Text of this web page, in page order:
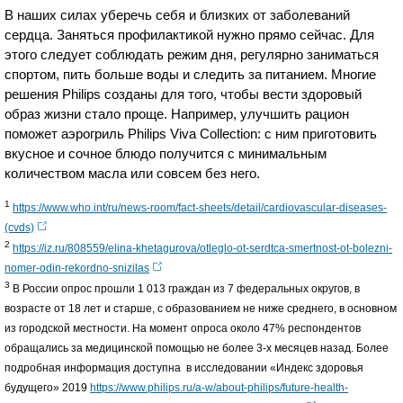
В наших силах уберечь себя и близких от заболеваний
сердца. Заняться профилактикой нужно прямо сейчас. Для
этого следует соблюдать режим дня, регулярно заниматься
спортом, пить больше воды и следить за питанием. Многие
решения Philips созданы для того, чтобы вести здоровый
образ жизни стало проще. Например, улучшить рацион
поможет аэрогриль Philips Viva Collection: с ним приготовить
вкусное и сочное блюдо получится с минимальным
количеством масла или совсем без него.
1 https://www.who.int/ru/news-room/fact-sheets/detail/cardiovascular-diseases-
(cvds)
2 https://iz.ru/808559/elina-khetagurova/otleglo-ot-serdtca-smertnost-ot-bolezni-
nomer-odin-rekordno-snizilas
3 В России опрос прошли 1 013 граждан из 7 федеральных округов, в
возрасте от 18 лет и старше, с образованием не ниже среднего, в основном
из городской местности. На момент опроса около 47% респондентов
обращались за медицинской помощью не более 3-х месяцев назад. Более
подробная информация доступна в исследовании «Индекс здоровья
будущего» 2019 https://www.philips.ru/a-w/about-philips/future-health-